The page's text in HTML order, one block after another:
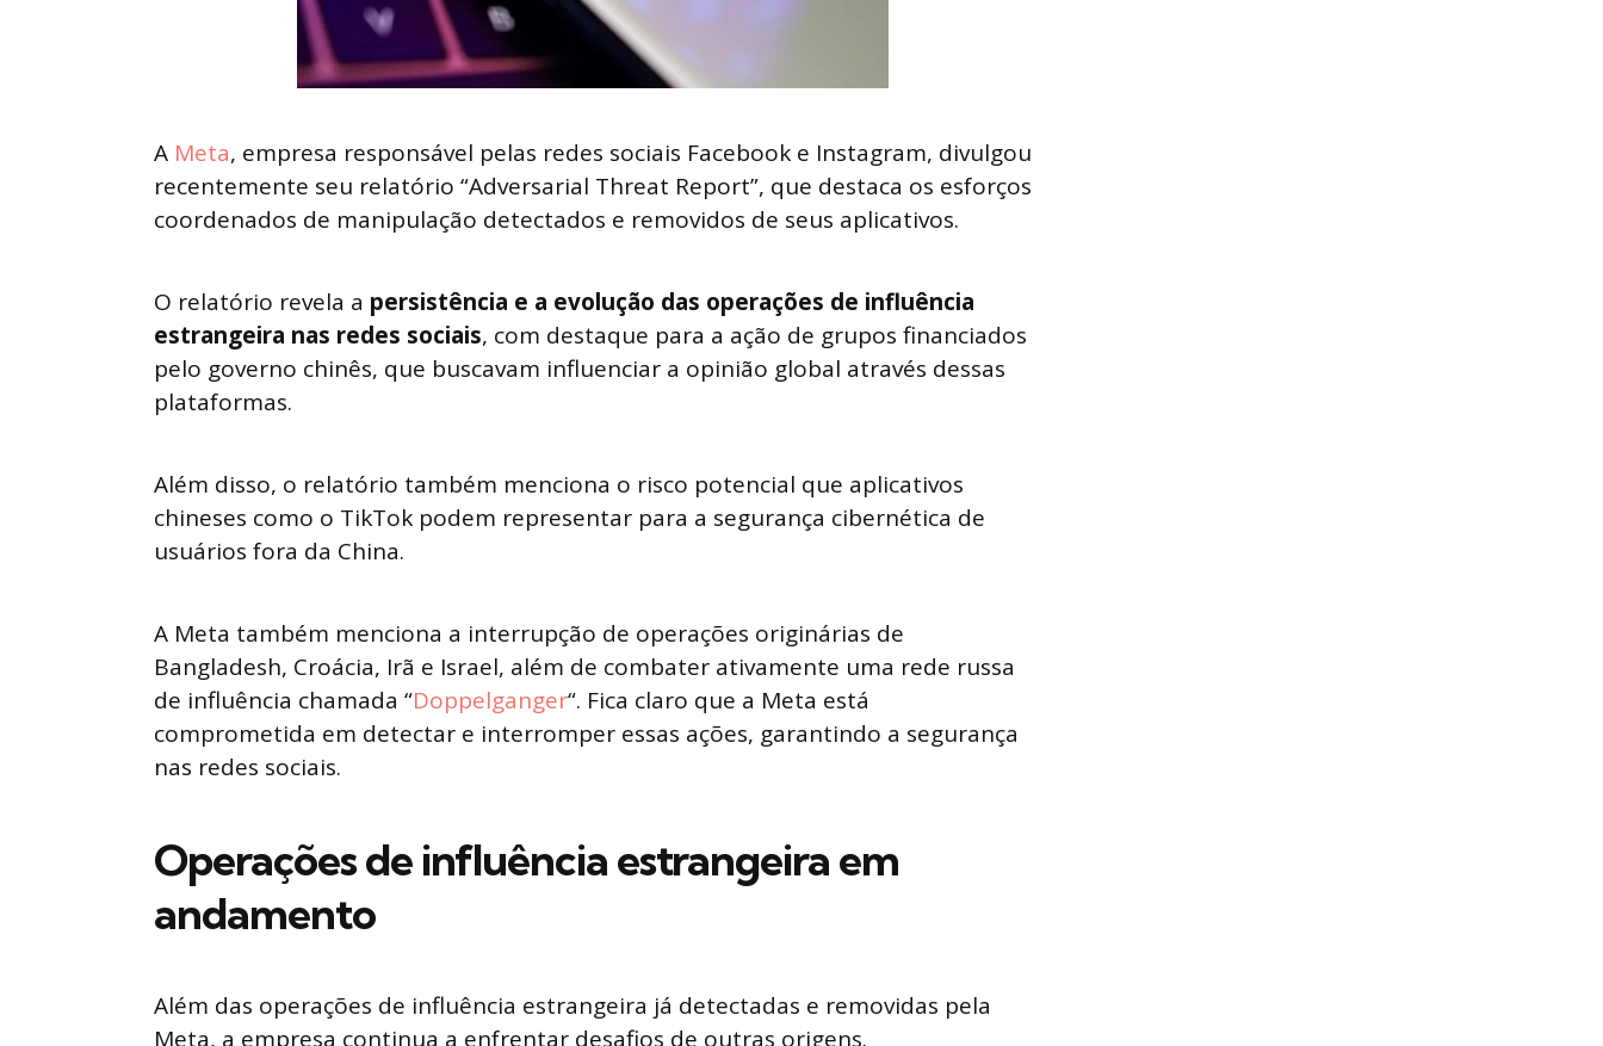
A Meta, empresa responsável pelas redes sociais Facebook e Instagram, divulgou
recentemente seu relatório “Adversarial Threat Report”, que destaca os esforços
coordenados de manipulação detectados e removidos de seus aplicativos.
O relatório revela a persistência e a evolução das operações de influência
estrangeira nas redes sociais, com destaque para a ação de grupos financiados
pelo governo chinês, que buscavam influenciar a opinião global através dessas
plataformas.
Além disso, o relatório também menciona o risco potencial que aplicativos
chineses como o TikTok podem representar para a segurança cibernética de
usuários fora da China.
A Meta também menciona a interrupção de operações originárias de
Bangladesh, Croácia, Irã e Israel, além de combater ativamente uma rede russa
de influência chamada “Doppelganger“. Fica claro que a Meta está
comprometida em detectar e interromper essas ações, garantindo a segurança
nas redes sociais.
Operações de influência estrangeira em
andamento
Além das operações de influência estrangeira já detectadas e removidas pela
Meta, a empresa continua a enfrentar desafios de outras origens.